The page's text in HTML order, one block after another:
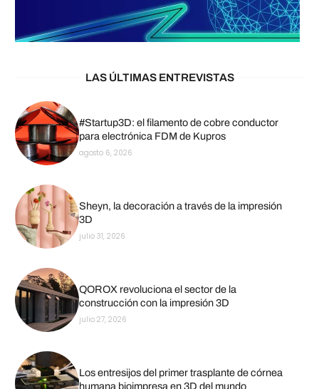
LAS ÚLTIMAS ENTREVISTAS
#Startup3D: el filamento de cobre conductor
para electrónica FDM de Kupros
agosto 6, 2026
Sheyn, la decoración a través de la impresión
3D
julio 31, 2026
QOROX revoluciona el sector de la
construcción con la impresión 3D
julio 27, 2026
Los entresijos del primer trasplante de córnea
humana bioimpresa en 3D del mundo